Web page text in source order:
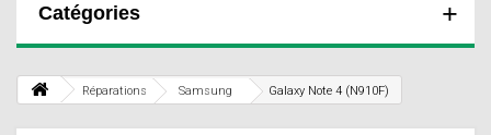
Catégories
Réparations Samsung Galaxy Note 4 (N910F)